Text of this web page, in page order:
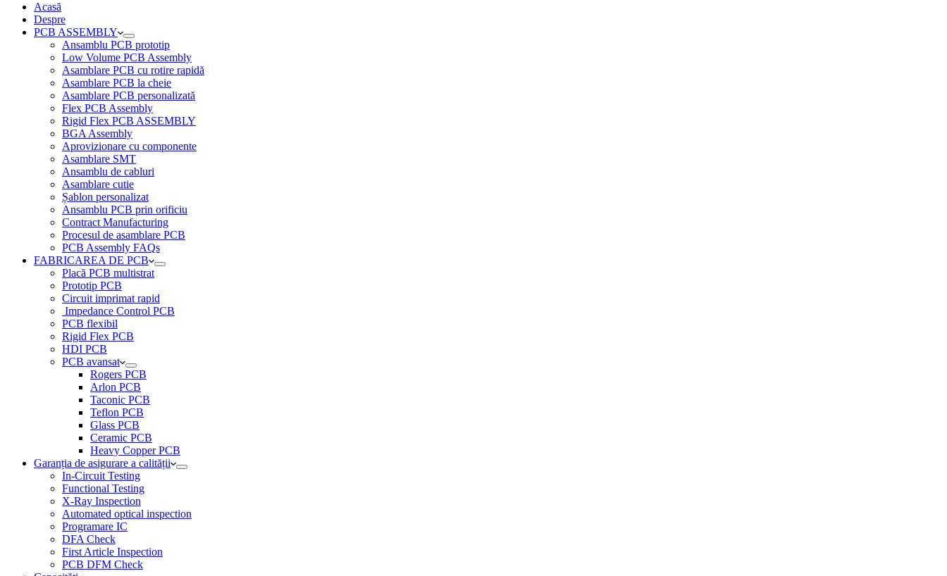
Acasă
Despre
PCB ASSEMBLY
Ansamblu PCB prototip
Low Volume PCB Assembly
Asamblare PCB cu rotire rapidă
Asamblare PCB la cheie
Asamblare PCB personalizată
Flex PCB Assembly
Rigid Flex PCB ASSEMBLY
BGA Assembly
Aprovizionare cu componente
Asamblare SMT
Ansamblu de cabluri
Asamblare cutie
Șablon personalizat
Ansamblu PCB prin orificiu
Contract Manufacturing
Procesul de asamblare PCB
PCB Assembly FAQs
FABRICAREA DE PCB
Placă PCB multistrat
Prototip PCB
Circuit imprimat rapid
Impedance Control PCB
PCB flexibil
Rigid Flex PCB
HDI PCB
PCB avansat
Rogers PCB
Arlon PCB
Taconic PCB
Teflon PCB
Glass PCB
Ceramic PCB
Heavy Copper PCB
Garanția de asigurare a calității
In-Circuit Testing
Functional Testing
X-Ray Inspection
Automated optical inspection
Programare IC
DFA Check
First Article Inspection
PCB DFM Check